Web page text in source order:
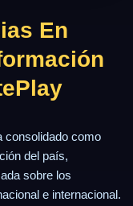
En
consolidado como
del país,
sobre los
e internacional.